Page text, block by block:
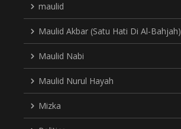
maulid
Maulid Akbar (Satu Hati Di Al-Bahjah)
Maulid Nabi
Maulid Nurul Hayah
Mizka